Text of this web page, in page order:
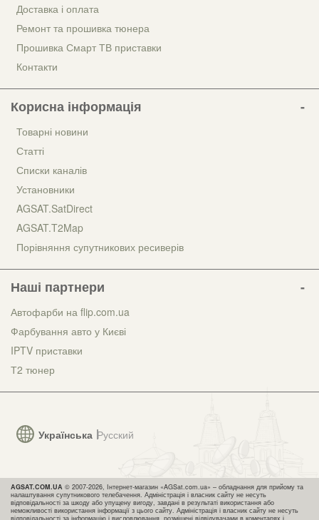
Українська Русский
Доставка і оплата
Ремонт та прошивка тюнера
Прошивка Смарт ТВ приставки
Контакти
Корисна інформація
Товарні новини
Статті
Списки каналів
Установники
AGSAT.SatDirect
AGSAT.T2Map
Порівняння супутникових ресиверів
Наші партнери
Автофарби на flip.com.ua
Фарбування авто у Києві
IPTV приставки
Т2 тюнер
AGSAT.COM.UA © 2007-2026, Інтернет-магазин «AGSat.com.ua» – обладнання для прийому та
налаштування супутникового телебачення. Адміністрація і власник сайту не несуть
відповідальності за шкоду або упущену вигоду, завдані в результаті використання або
неможливості використання інформації з цього сайту. Адміністрація і власник сайту не несуть
відповідальності за інформацію і висловлювання, розміщені відвідувачами в коментарях і